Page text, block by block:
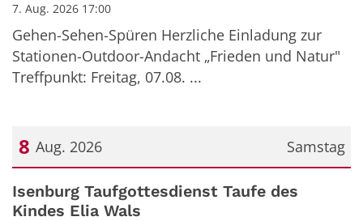
7. Aug. 2026 17:00
Gehen-Sehen-Spüren Herzliche Einladung zur
Stationen-Outdoor-Andacht „Frieden und Natur"
Treffpunkt: Freitag, 07.08. ...
Samstag
8 Aug. 2026
Datum: 8. August 2026
Isenburg Taufgottesdienst Taufe des
Kindes Elia Wals